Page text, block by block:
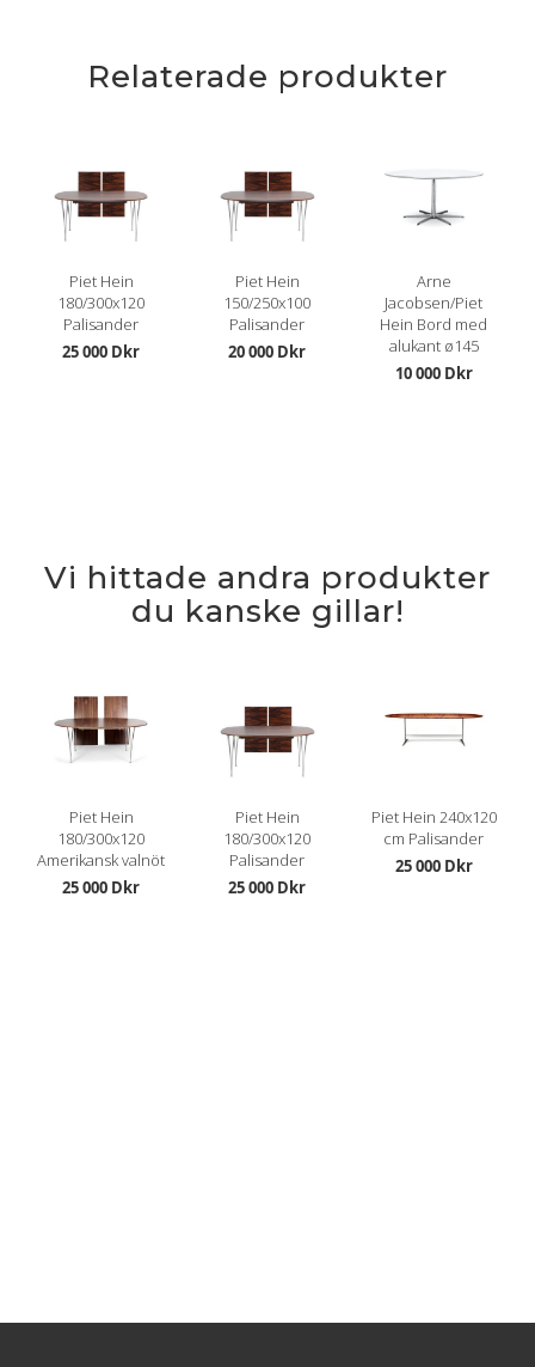
Relaterade produkter
Piet Hein
180/300x120
Palisander
25 000 Dkr
Piet Hein
150/250x100
Palisander
20 000 Dkr
Arne
Jacobsen/Piet
Hein Bord med
alukant ø145
10 000 Dkr
Vi hittade andra produkter
du kanske gillar!
Piet Hein
180/300x120
Amerikansk valnöt
25 000 Dkr
Piet Hein
180/300x120
Palisander
25 000 Dkr
Piet Hein 240x120
cm Palisander
25 000 Dkr